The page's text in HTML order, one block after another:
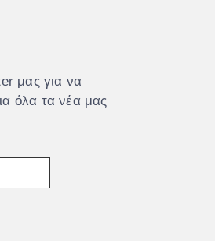
μας για να
όλα τα νέα μας